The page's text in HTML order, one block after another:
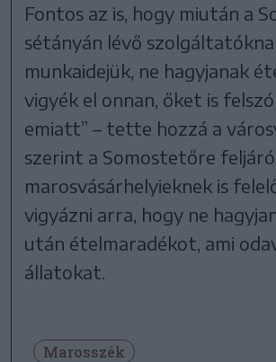
Fontos az is, hogy miután a
sétányán lévő
munkaidejük, ne hagyjanak
vigyék el onnan, őket is
emiatt” – tette hozzá a
szerint a Somostetőre feljáró
marosvásárhelyieknek is
vigyázni arra, hogy ne
után ételmaradékot, ami
állatokat.
Marosszék